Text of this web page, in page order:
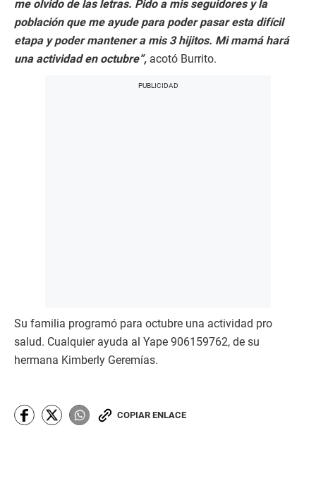
me olvido de las letras. Pido a mis seguidores y la
población que me ayude para poder pasar esta difícil
etapa y poder mantener a mis 3 hijitos. Mi mamá hará
una actividad en octubre”, acotó Burrito.
Su familia programó para octubre una actividad pro
salud. Cualquier ayuda al Yape 906159762, de su
hermana Kimberly Geremías.
COPIAR ENLACE